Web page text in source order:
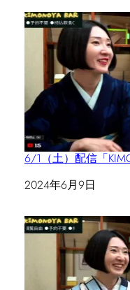
6/1（土）配信「
日付
2024年6月9日